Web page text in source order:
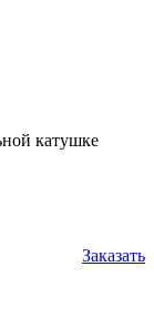
катушке
Заказать